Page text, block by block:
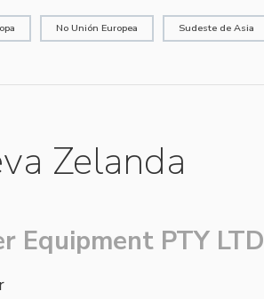
No Unión Europea Sudeste de Asia
Zelanda
Equipment PTY LTD